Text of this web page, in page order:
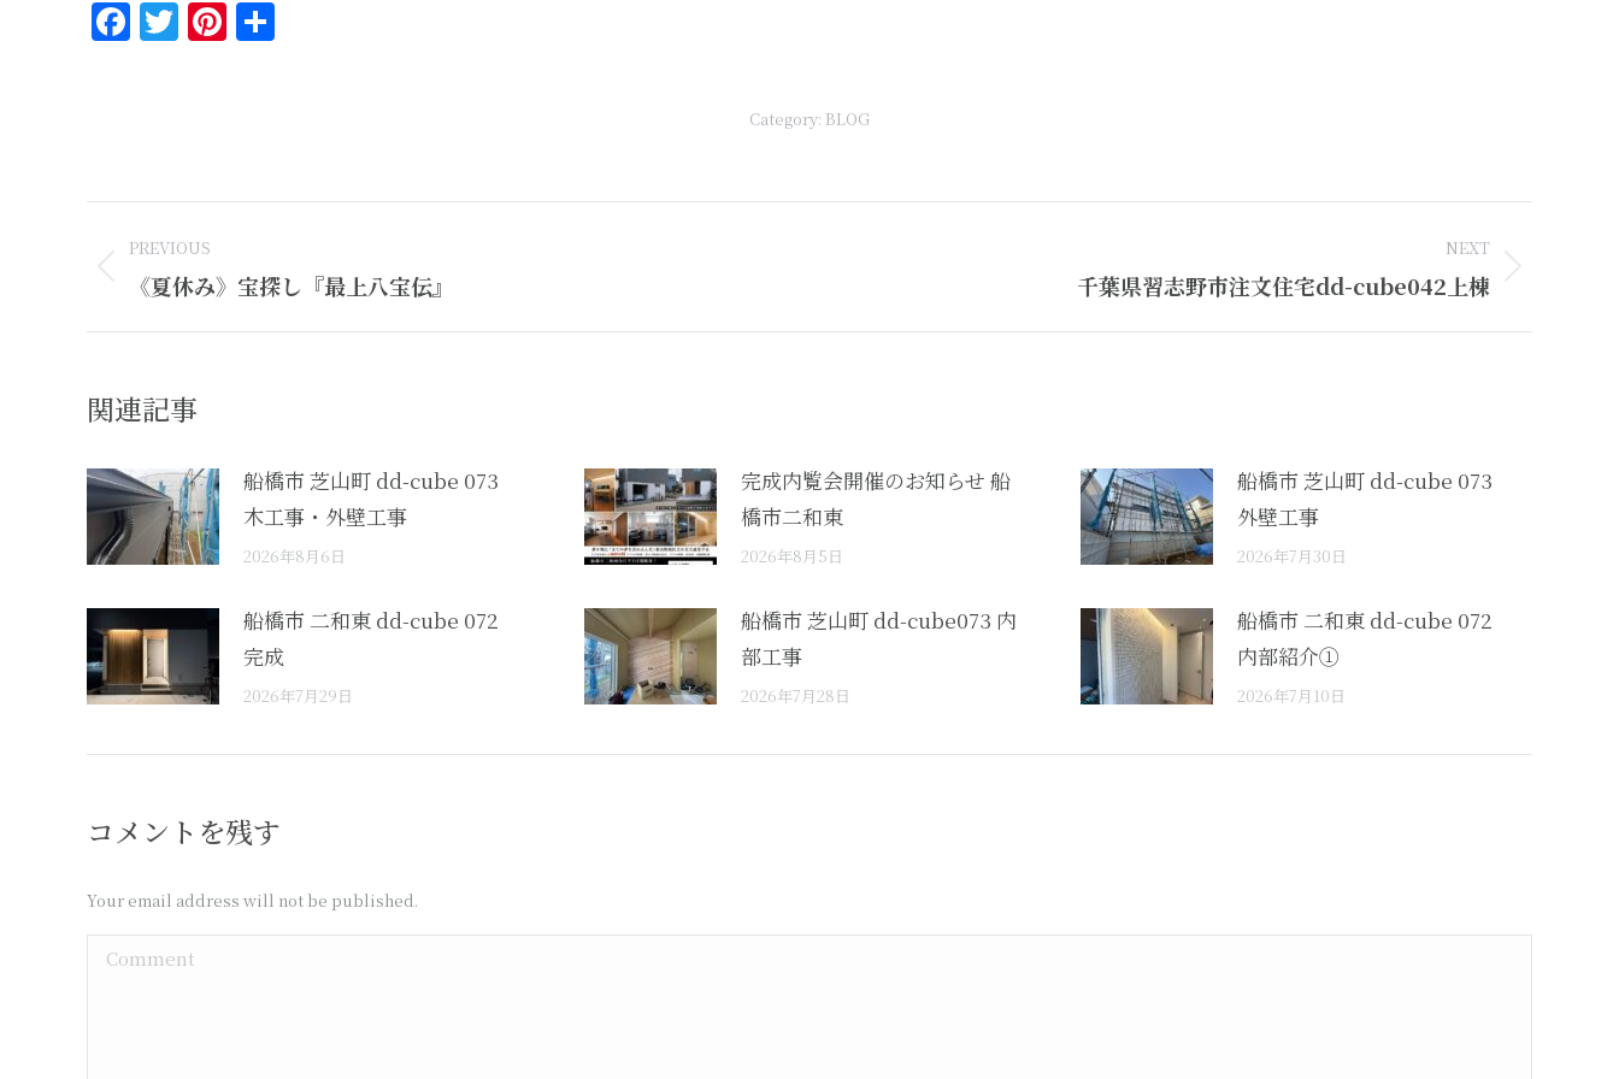
Facebook
Twitter
Pinterest
Category: BLOG
navigation
PREVIOUS
Previous
《夏休み》宝探し『最上八宝伝』
NEXT
千葉県習志野市注文住宅dd-cube042上棟
関連記事
船橋市 芝山町 dd-cube 073
木工事・外壁工事
2026年8月6日
完成内覧会開催のお知らせ 船
橋市二和東
2026年8月5日
船橋市 芝山町 dd-cube 073
外壁工事
2026年7月30日
船橋市 二和東 dd-cube 072
完成
2026年7月29日
船橋市 芝山町 dd-cube073 内
部工事
2026年7月28日
船橋市 二和東 dd-cube 072
内部紹介①
2026年7月10日
コメントを残す
Your email address will not be published.
Comment